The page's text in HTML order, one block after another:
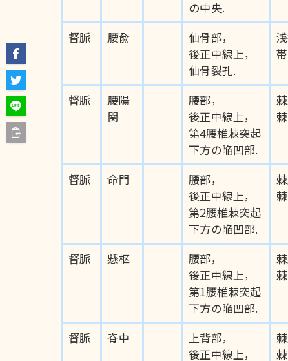
の中央.
督脈
腰兪
仙骨部，
後正中線上，
仙骨裂孔.
帯
督脈
腰陽
関
腰部，
後正中線上，
第4腰椎棘突起
下方の陥凹部.
督脈 命門
腰部，
後正中線上，
第2腰椎棘突起
下方の陥凹部.
督脈 懸枢
腰部，
後正中線上，
第1腰椎棘突起
下方の陥凹部.
督脈 脊中
上背部，
後正中線上，